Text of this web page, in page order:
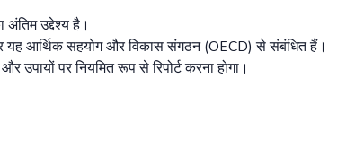
अंतिमउद्देश्यहै।
यहआर्थिकसहयोगऔरविकाससंगठन(OECD)सेसंबंधितहैं।
औरउपायोंपरनियमितरूपसेरिपोर्टकरनाहोगा।